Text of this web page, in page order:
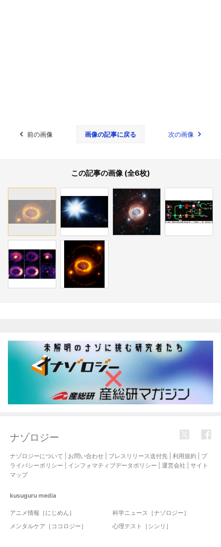
前の画像 画像の記事に戻る 次の画像
この記事の画像 (全6枚)
ナゾロジー
ナゾロジーについて お問い合わせ プレスリリース送付先 利用規約
プ
ライバシーポリシー
インフォマティブデータポリシー 運営会社
サイト
マップ
kusuguru media
アニメ情報［にじめん］
科学ニュース［ナゾロジー］
メンタルケア［ココロジー］
心理テスト［シンリ］